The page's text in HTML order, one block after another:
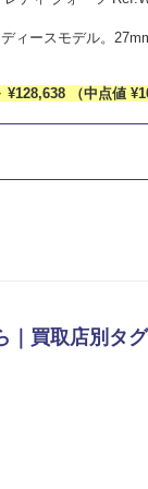
ィースモデル。
¥128,638 （中点値
買取店別タ